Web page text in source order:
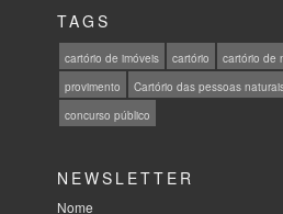
TAGS
cartório de imóveis cartório cartório de
provimento
Cartório das pessoas
concurso público
NEWSLETTER
Nome